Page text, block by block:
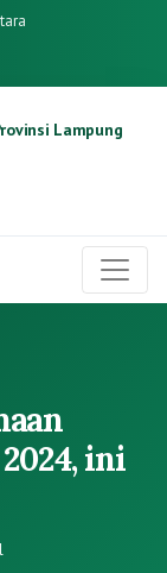
Lampung
ini